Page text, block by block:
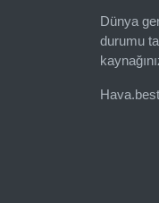
Dünya
durumu